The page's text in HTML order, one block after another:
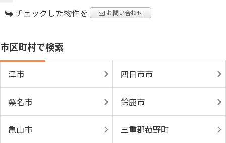
チェックした物件を お問い合わせ
市区町村で検索
津市 四日市市
桑名市 鈴鹿市
亀山市 三重郡菰野町